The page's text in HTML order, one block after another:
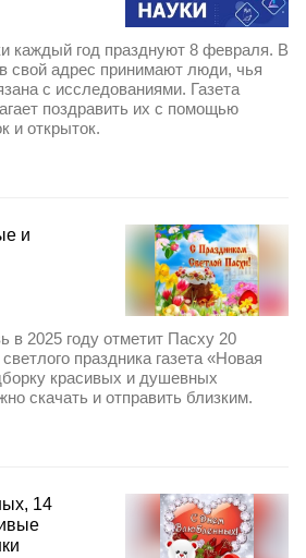
каждый год празднуют 8 февраля. В
свой адрес принимают люди, чья
с исследованиями. Газета
поздравить их с помощью
и открыток.
и
в 2025 году отметит Пасху 20
праздника газета «Новая
красивых и душевных
скачать и отправить близким.
14